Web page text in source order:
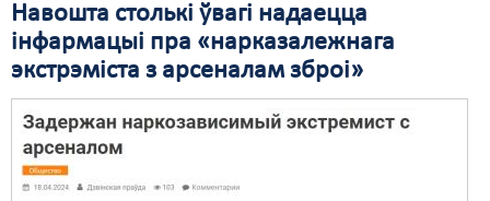
Навошта столькі ўвагі надаецца
інфармацыі пра «нарказалежнага
экстрэміста з арсеналам зброі»
Сьмяротнае пакараньне
Экалёгія
Правы працоўных
Сацыяльныя правы